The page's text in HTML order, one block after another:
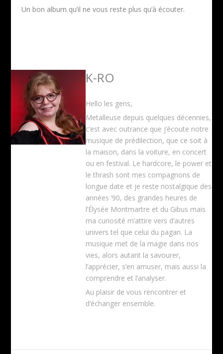
Un bon album qu’il ne vous reste plus qu’à écouter.
K-RO
Hello les gens,
Metalleuse depuis quelques décennies,
c’est avec outrance que j’écoute notre
musique de prédilection, que ce soit à
la maison, dans la voiture, en concert
ou en festival. Le hardcore, le power et
le thrash sont mes compagnons de
longue date et je reste nostalgique des
années ’90, des grandes heures de
l’Élysée Montmartre et du Gibus mais
ma curiosité m’attire vers d’autres
univers tel que celui du pagan. La
musique met de la magie dans nos
vies, alors autant la savourer,
l’apprécier, s’en amuser, mais aussi la
comprendre et l’analyser.
Au plaisir de vous rencontrer et
d’échanger ensemble.